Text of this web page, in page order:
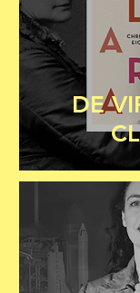
DE